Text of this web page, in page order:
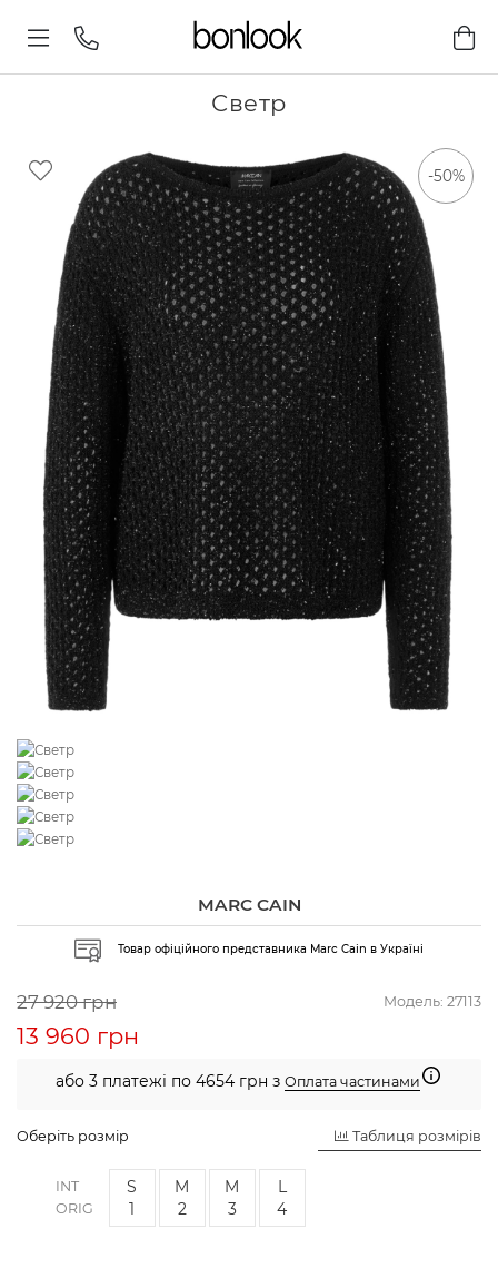
Светр
-50%
MARC CAIN
Товар офіційного представника Marc Cain в Україні
Модель: 27113
27 920 грн
13 960 грн
або 3 платежі по 4654 грн з Оплата частинами
Оберіть розмір Таблиця розмірів
INT
ORIG
S
1
M
2
M
3
L
4